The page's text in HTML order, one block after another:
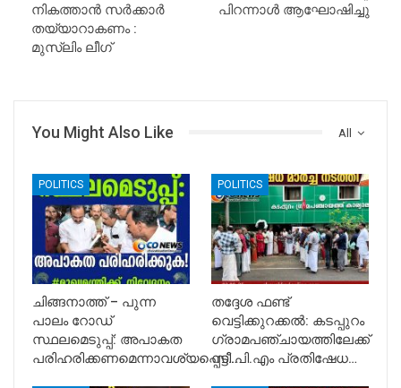
നികത്താൻ സർക്കാർ
തയ്യാറാകണം :
മുസ്‌ലിം ലീഗ്
പിറന്നാൾ ആഘോഷിച്ചു
All
You Might Also Like
POLITICS
ചിങ്ങനാത്ത് – പുന്ന
പാലം റോഡ്
സ്ഥലമെടുപ്പ്: അപാകത
പരിഹരിക്കണമെന്നാവശ്യപ്പെട്ട്…
POLITICS
തദ്ദേശ ഫണ്ട്
വെട്ടിക്കുറക്കൽ: കടപ്പുറം
ഗ്രാമപഞ്ചായത്തിലേക്ക്
സി.പി.എം പ്രതിഷേധ…